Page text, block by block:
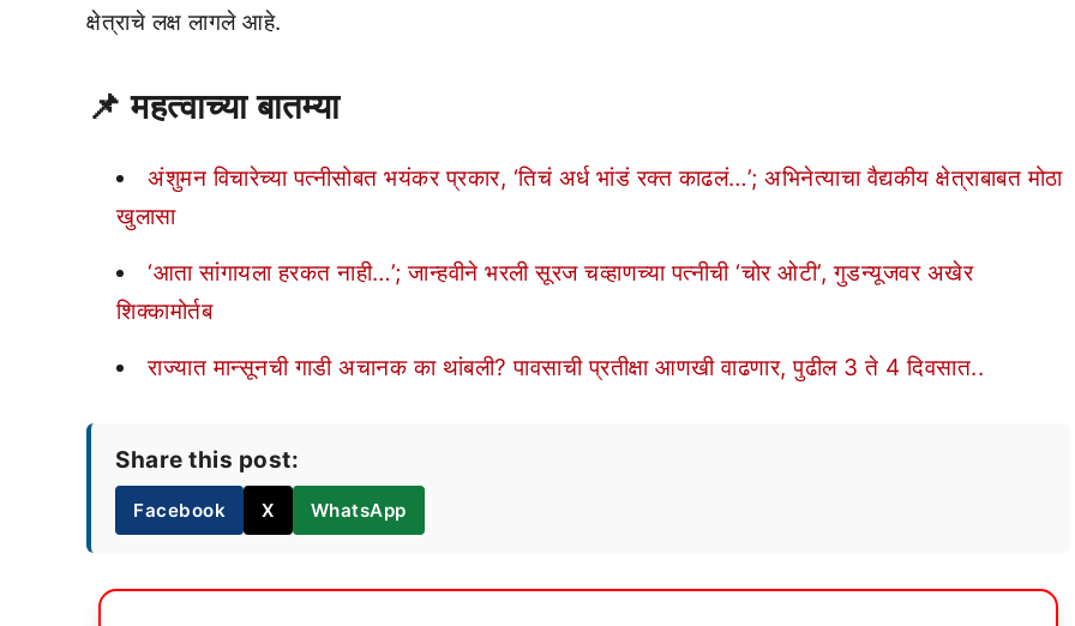
क्षेत्राचे लक्ष लागले आहे.
📌महत्वाच्या बातम्या
अंशुमन विचारेच्या पत्नीसोबत भयंकर प्रकार, ‘तिचं अर्ध भांडं रक्त काढलं…’; अभिनेत्याचा वैद्यकीय क्षेत्राबाबत मोठा
खुलासा
‘आता सांगायला हरकत नाही…’; जान्हवीने भरली सूरज चव्हाणच्या पत्नीची ‘चोर ओटी’, गुडन्यूजवर अखेर
शिक्कामोर्तब
राज्यात मान्सूनची गाडी अचानक का थांबली? पावसाची प्रतीक्षा आणखी वाढणार, पुढील 3 ते 4 दिवसात..
Share this post:
Facebook X WhatsApp